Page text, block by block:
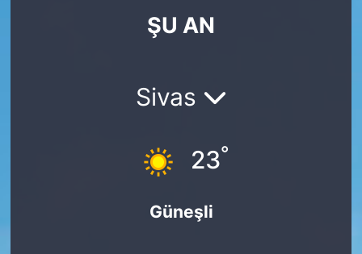
ŞU AN
Sivas
23°
Güneşli
KÖŞE YAZILARI
KÜLTÜR SANAT